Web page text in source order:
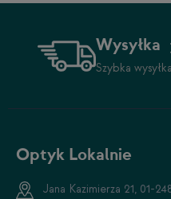
Wysyłka
Szybka
Optyk Lokalnie
Jana Kazimierza 21, 01-